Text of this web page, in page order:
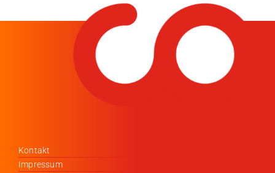
Kontakt
Impressum